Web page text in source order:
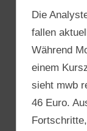
Die
fallen
Während
einem
sieht mwb
46 Euro.